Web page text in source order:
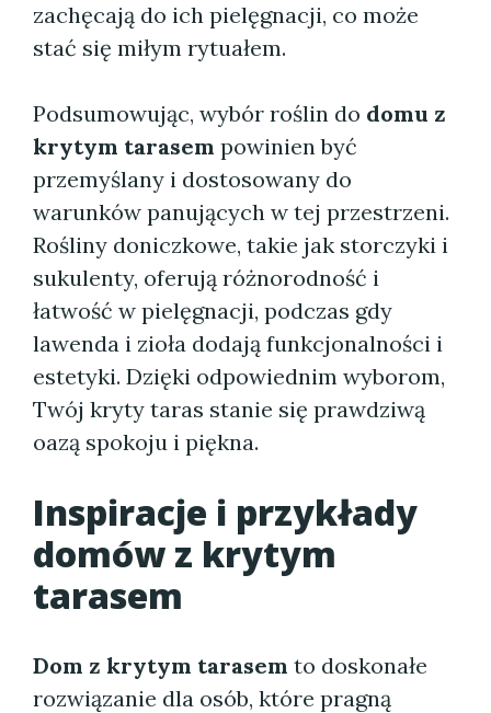
zachęcają do ich pielęgnacji, co może
stać się miłym rytuałem.
Podsumowując, wybór roślin do domu z
krytym tarasem powinien być
przemyślany i dostosowany do
warunków panujących w tej przestrzeni.
Rośliny doniczkowe, takie jak storczyki i
sukulenty, oferują różnorodność i
łatwość w pielęgnacji, podczas gdy
lawenda i zioła dodają funkcjonalności i
estetyki. Dzięki odpowiednim wyborom,
Twój kryty taras stanie się prawdziwą
oazą spokoju i piękna.
Inspiracje i przykłady
domów z krytym
tarasem
Dom z krytym tarasem to doskonałe
rozwiązanie dla osób, które pragną